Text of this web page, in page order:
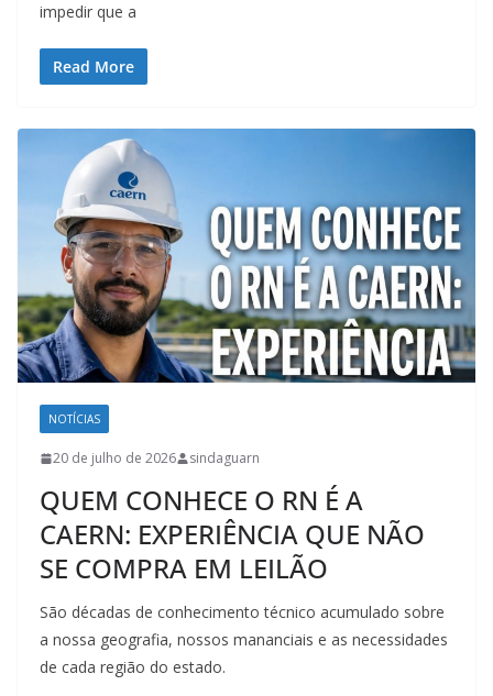
impedir que a
Read More
NOTÍCIAS
20 de julho de 2026 sindaguarn
QUEM CONHECE O RN É A
CAERN: EXPERIÊNCIA QUE NÃO
SE COMPRA EM LEILÃO
São décadas de conhecimento técnico acumulado sobre
a nossa geografia, nossos mananciais e as necessidades
de cada região do estado.